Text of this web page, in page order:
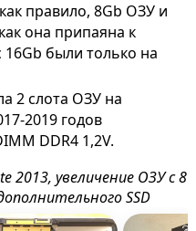
правило, 8Gb ОЗУ и
она припаяна к
были только на
2 слота ОЗУ на
2019 годов
DDR4 1,2V.
2013, увеличение ОЗУ с 8
SSD